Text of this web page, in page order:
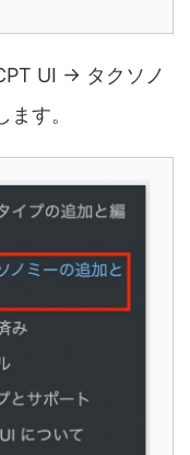
UI → タクソノ
す。